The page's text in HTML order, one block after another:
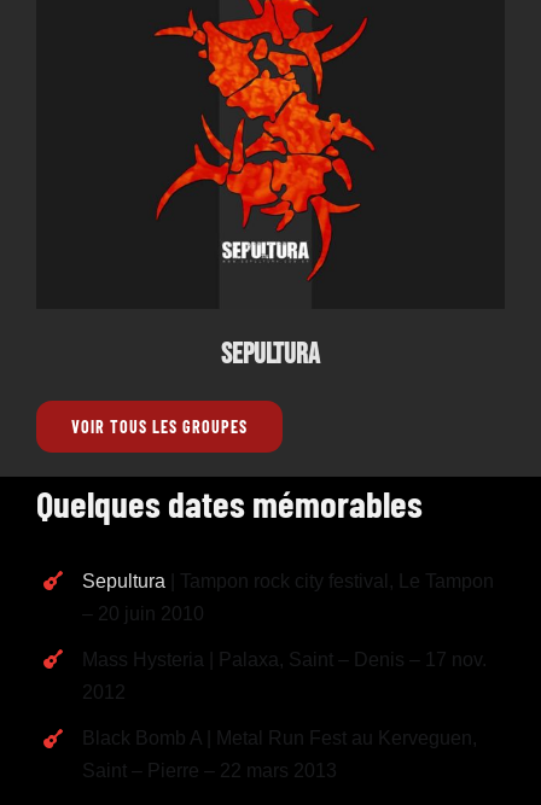
Sepultura
Sepultura
VOIR TOUS LES GROUPES
Quelques dates mémorables
Sepultura | Tampon rock city festival, Le Tampon
– 20 juin 2010
Mass Hysteria | Palaxa, Saint – Denis – 17 nov.
2012
Black Bomb A | Metal Run Fest au Kerveguen,
Saint – Pierre – 22 mars 2013